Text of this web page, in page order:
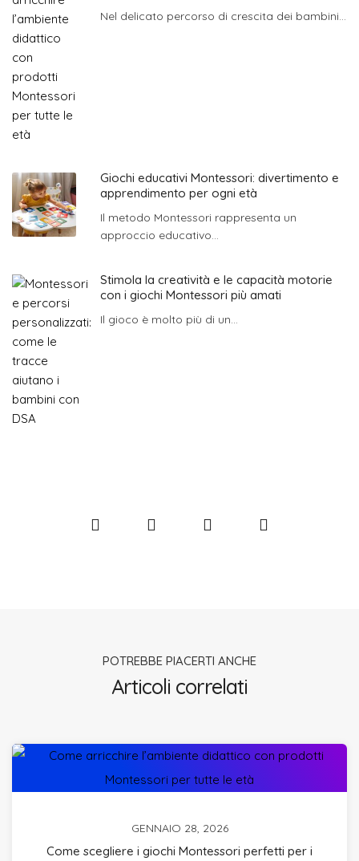
Nel delicato percorso di crescita dei bambini...
Giochi educativi Montessori: divertimento e
apprendimento per ogni età
Il metodo Montessori rappresenta un
approccio educativo...
Stimola la creatività e le capacità motorie
con i giochi Montessori più amati
Il gioco è molto più di un...
POTREBBE PIACERTI ANCHE
Articoli correlati
GENNAIO 28, 2026
Come scegliere i giochi Montessori perfetti per i